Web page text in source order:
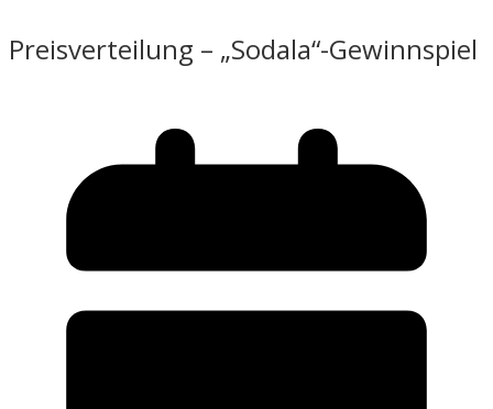
Preisverteilung – „Sodala“-Gewinnspiel